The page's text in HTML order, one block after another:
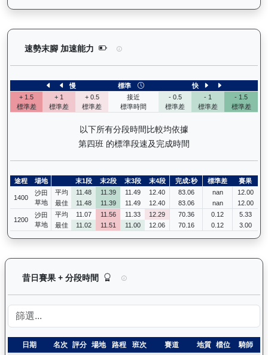
速勢末腳 加速能力 歡樂飛駒（J496）— 速勢末腳加速能
慢 標準
快
+ 1.5
標準差
+ 1
標準差
+ 0.5
標準差
接近
標準時間
- 0.5
標準差
- 1
標準差
- 1.5
標準差
以下所有分段時間比較均依據
第四班 的標準段速及完成時間
途程 場地 末1段 末2段 末3段 末4段 完成:秒 標準差 賽果
1400
沙田
草地
平均 11.48 11.39 11.49 12.40 83.06 nan
12.00
最佳
11.48 11.39 11.49 12.40 83.06 nan 12.00
1200
沙田
草地
平均 11.07 11.56 11.33 12.29 70.36 0.12
5.33
最佳
11.02 11.51 11.00 12.06 70.16 0.12 3.00
昔日賽果 + 分段時間 歡樂飛駒（J496）— 昔日賽果及分
日期 名次 評分 場地 路程 班次 賽道 地質 檔位 騎師